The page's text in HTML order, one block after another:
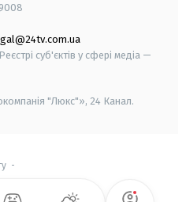
суб'єктів у сфері медіа —
"Люкс"», 24 Канал.
-